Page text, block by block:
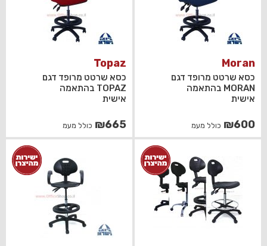
Moran
כסא שרטט מרופד דגם
MORAN בהתאמה
אישית
₪600 כולל מעמ
Topaz
כסא שרטט מרופד דגם
TOPAZ בהתאמה
אישית
₪665 כולל מעמ